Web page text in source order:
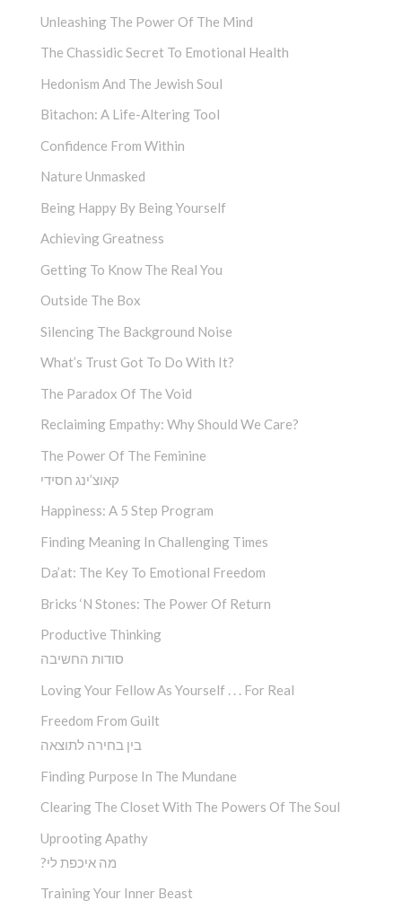
Unleashing The Power Of The Mind
The Chassidic Secret To Emotional Health
Hedonism And The Jewish Soul
Bitachon: A Life-Altering Tool
Confidence From Within
Nature Unmasked
Being Happy By Being Yourself
Achieving Greatness
Getting To Know The Real You
Outside The Box
Silencing The Background Noise
What’s Trust Got To Do With It?
The Paradox Of The Void
Reclaiming Empathy: Why Should We Care?
The Power Of The Feminine
קאוצ’ינג חסידי
Happiness: A 5 Step Program
Finding Meaning In Challenging Times
Da’at: The Key To Emotional Freedom
Bricks ‘n Stones: The Power Of Return
Productive Thinking
סודות החשיבה
Loving Your Fellow As Yourself . . . For Real
Freedom From Guilt
בין בחירה לתוצאה
Finding Purpose In The Mundane
Clearing The Closet With The Powers Of The Soul
Uprooting Apathy
?מה איכפת לי
Training Your Inner Beast